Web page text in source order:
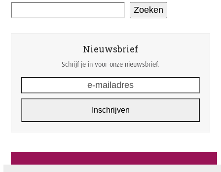
Zoeken
Nieuwsbrief
Schrijf je in voor onze nieuwsbrief.
mailadres
Inschrijven